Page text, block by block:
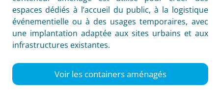
espaces dédiés à l’accueil du public, à la logistique
événementielle ou à des usages temporaires, avec
une implantation adaptée aux sites urbains et aux
infrastructures existantes.
Voir les containers aménagés